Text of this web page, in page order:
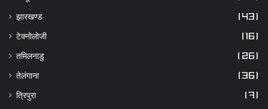
झारखण्ड (43)
टेक्नोलोजी (16)
तमिलनाडु (26)
तेलंगाना (36)
त्रिपुरा (7)